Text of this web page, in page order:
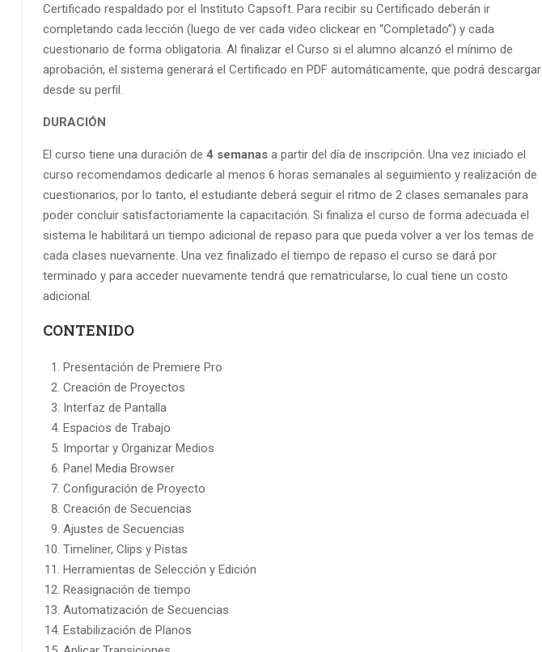
Certificado respaldado por el Instituto Capsoft. Para recibir su Certificado deberán ir
completando cada lección (luego de ver cada video clickear en “Completado”) y cada
cuestionario de forma obligatoria. Al finalizar el Curso si el alumno alcanzó el mínimo de
aprobación, el sistema generará el Certificado en PDF automáticamente, que podrá descargar
desde su perfil.
DURACIÓN
El curso tiene una duración de 4 semanas a partir del día de inscripción. Una vez iniciado el
curso recomendamos dedicarle al menos 6 horas semanales al seguimiento y realización de
cuestionarios, por lo tanto, el estudiante deberá seguir el ritmo de 2 clases semanales para
poder concluir satisfactoriamente la capacitación. Si finaliza el curso de forma adecuada el
sistema le habilitará un tiempo adicional de repaso para que pueda volver a ver los temas de
cada clases nuevamente. Una vez finalizado el tiempo de repaso el curso se dará por
terminado y para acceder nuevamente tendrá que rematricularse, lo cual tiene un costo
adicional.
CONTENIDO
Presentación de Premiere Pro
Creación de Proyectos
Interfaz de Pantalla
Espacios de Trabajo
Importar y Organizar Medios
Panel Media Browser
Configuración de Proyecto
Creación de Secuencias
Ajustes de Secuencias
Timeliner, Clips y Pistas
Herramientas de Selección y Edición
Reasignación de tiempo
Automatización de Secuencias
Estabilización de Planos